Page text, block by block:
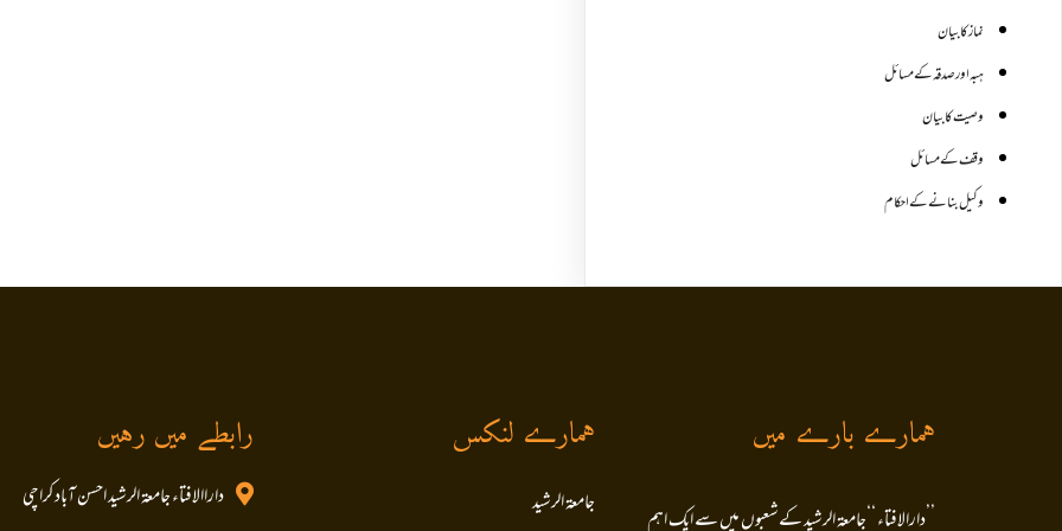
نماز کا بیان
ہبہ اور صدقہ کے مسائل
وصیت کا بیان
وقف کے مسائل
وکیل بنانے کے احکام
ہمارے بارے میں
’’دارالافتاء ‘‘جامعۃ الرشید کےشعبوں میں سے ایک اہم
ہمارے لنکس
جامعۃ الرشید
رابطے میں رہیں
داراالافتاء جامعۃ الرشید احسن آباد کراچی